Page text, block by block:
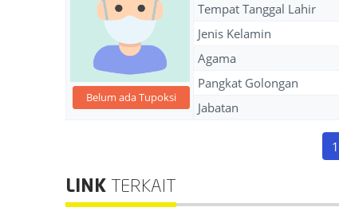
Belum ada Tupoksi
Tempat Tanggal Lahir
Jenis Kelamin
Agama
Pangkat Golongan
Jabatan
1
LINK TERKAIT